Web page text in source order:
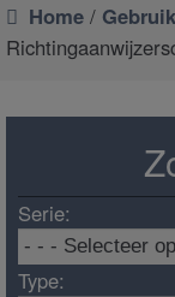
Home /
Serie:
Type: